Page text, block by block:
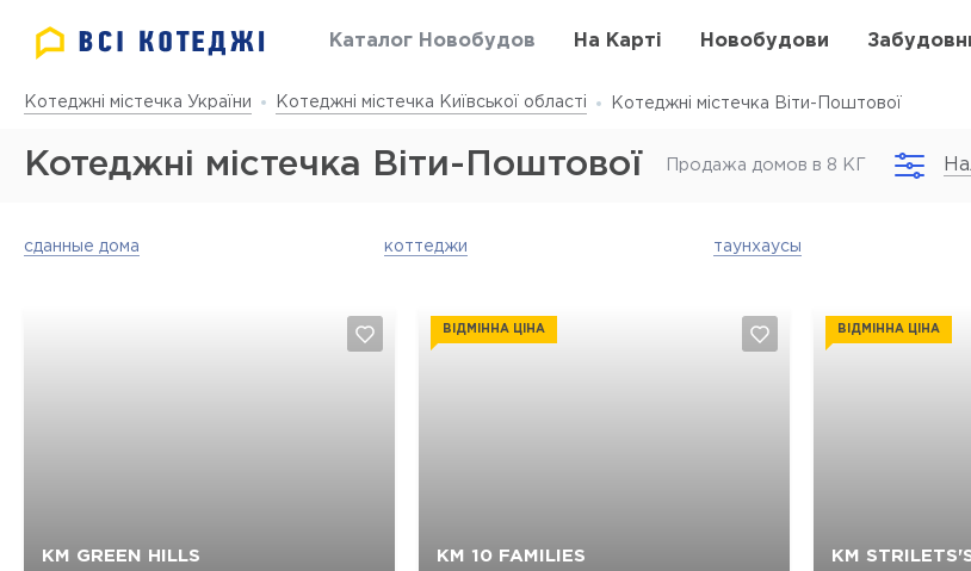
Каталог Новобудов На Карті Новобудови
Котеджні містечка України Котеджні містечка Київської області Котеджні містечка Віти-Поштової
Котеджні містечка Віти-Поштової Продажа домов в 8 КГ
сданные дома коттеджи таунхаусы
КМ GREEN HILLS
Так, видалити КМ 10 FAMILIES
ВІДМІННА ЦІНА
Так, видалити КМ
ВІДМІННА ЦІНА